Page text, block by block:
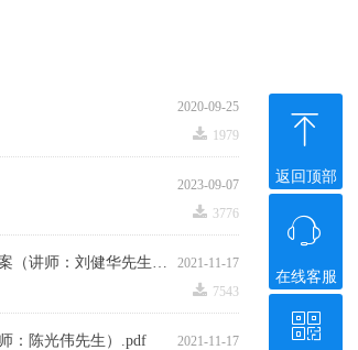
2020-09-25
끂 1979
2023-09-07
끂 3776
2021-11-17
第一讲：物业智能财税机器人解决方案（讲师：刘健华先生）.pdf
끂 7543
2021-11-17
：陈光伟先生）.pdf
在线客服
ꁱ
返回顶部
ꁸ
ꀥ